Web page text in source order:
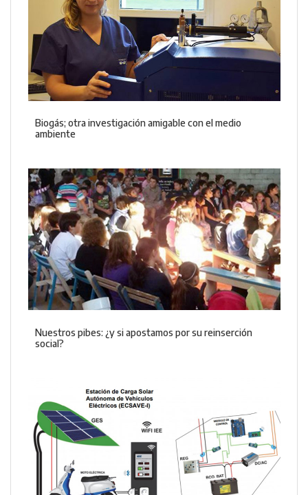
Biogás; otra investigación amigable con el medio
ambiente
Nuestros pibes: ¿y si apostamos por su reinserción
social?